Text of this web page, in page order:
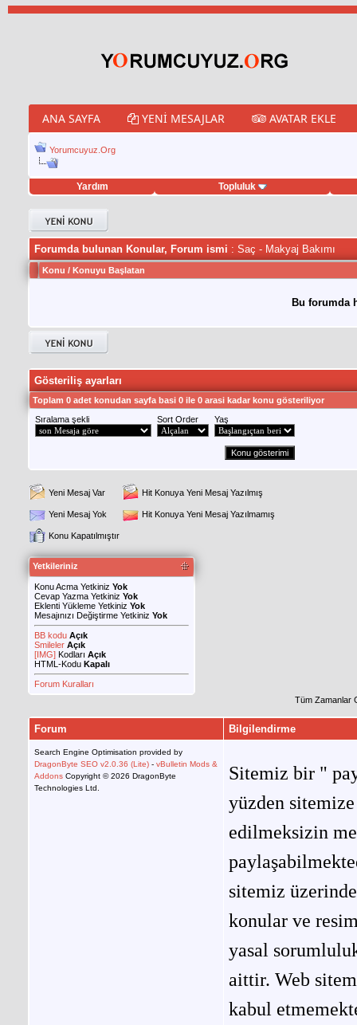
ANA SAYFA YENI MESAJLAR AVATAR EKLE
Yorumcuyuz.Org
Yardım Topluluk
hilesi
Forumda bulunan Konular, Forum ismi : Saç - Makyaj Bakımı
Konu / Konuyu Başlatan
Bu forumda
Gösteriliş ayarları
Toplam 0 adet konudan sayfa basi 0 ile 0 arasi kadar konu gösteriliyor
Sıralama şekli
Sort Order Yaş
Yeni Mesaj Var Hit Konuya Yeni Mesaj Yazılmış
Yeni Mesaj Yok Hit Konuya Yeni Mesaj Yazılmamış
Konu Kapatılmıştır
Yetkileriniz
Konu Acma Yetkiniz Yok
Cevap Yazma Yetkiniz Yok
Eklenti Yükleme Yetkiniz Yok
Mesajınızı Değiştirme Yetkiniz Yok
BB kodu Açık
Smileler Açık
[IMG] Kodları Açık
HTML-Kodu Kapalı
Forum Kuralları
Tüm Zamanlar
Forum Bilgilendirme
Search Engine Optimisation provided by
DragonByte SEO v2.0.36 (Lite) - vBulletin Mods &
Addons Copyright © 2026 DragonByte
Technologies Ltd.
Sitemiz bir "
yüzden
edilmeksizin
sitemiz
konular ve
yasal
aittir. Web
kabul